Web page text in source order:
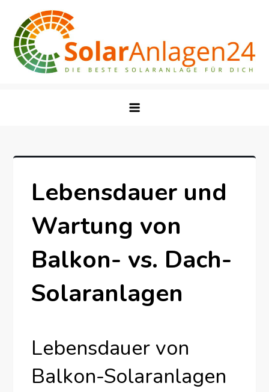
content
Lebensdauer und
Wartung von
Balkon- vs. Dach-
Solaranlagen
Lebensdauer von
Balkon-Solaranlagen